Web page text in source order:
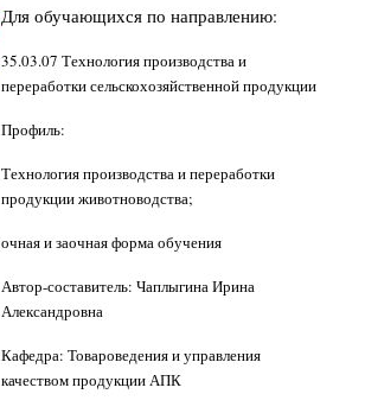
Для обучающихся по направлению:
35.03.07 Технология производства и
переработки сельскохозяйственной продукции
Профиль:
Технология производства и переработки
продукции животноводства;
очная и заочная форма обучения
Автор-составитель: Чаплыгина Ирина
Александровна
Кафедра: Товароведения и управления
качеством продукции АПК